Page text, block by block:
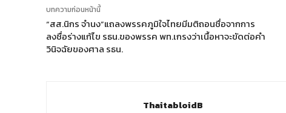
บทความก่อนหน้านี้
“สส.นิกร จำนง”แถลงพรรคภูมิใจไทยมีมติถอนชื่อจากการ
ลงชื่อร่างแก้ไข รธน.ของพรรค พท.เกรงว่าเนื้อหาจะขัดต่อคำ
วินิจฉัยของศาล รธน.
ThaitabloidB